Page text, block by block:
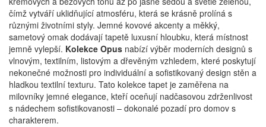
čímž vytváří uklidňující atmosféru, která se krásně prolíná s
různými životními styly. Jemné kovové akcenty a měkký,
sametový omak dodávají tapetě luxusní hloubku, která místnost
jemně vylepší. Kolekce Opus nabízí výběr moderních designů s
vlnovým, textilním, listovým a dřevěným vzhledem, které poskytují
nekonečné možnosti pro individuální a sofistikovaný design stěn a
hladkou textilní texturu. Tato kolekce tapet je zaměřena na
milovníky jemné elegance, kteří oceňují nadčasovou zdrženlivost
s nádechem sofistikovanosti – dokonalé pozadí pro domov s
charakterem.